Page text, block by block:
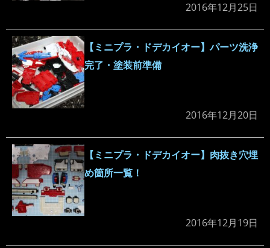
2016年12月25日
【ミニプラ・ドデカイオー】パーツ洗浄
完了・塗装前準備
2016年12月20日
【ミニプラ・ドデカイオー】肉抜き穴埋
め箇所一覧！
2016年12月19日